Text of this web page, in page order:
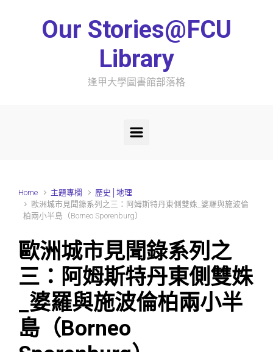
Our Stories@FCU
Library
逢甲大學圖書館部落格
Home 主題專欄
歷史│地理
歐洲城市見聞錄系列之三：阿姆斯特丹東側雙姝_婆羅與施波倫
柏兩小半島（Borneo Sporenburg）
歐洲城市見聞錄系列之
三：阿姆斯特丹東側雙姝
_婆羅與施波倫柏兩小半
島（Borneo